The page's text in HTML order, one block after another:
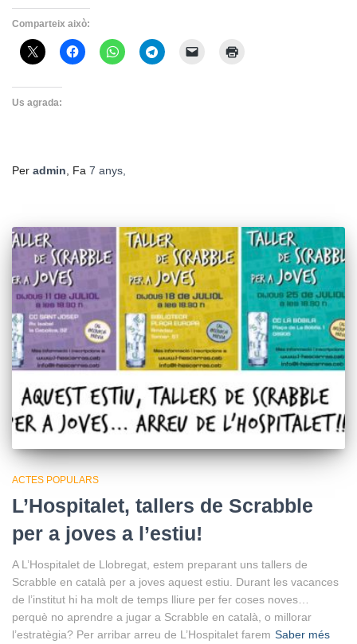
Comparteix això:
Us agrada:
Per admin , Fa 7 anys
ACTES POPULARS
L’Hospitalet, tallers de Scrabble
per a joves a l’estiu!
A L’Hospitalet de Llobregat, estem preparant uns tallers de
Scrabble en català per a joves aquest estiu. Durant les vacances
de l’institut hi ha molt de temps lliure per fer coses noves…
perquè no aprendre a jugar a Scrabble en català, o millorar
l’estratègia? Per arribar arreu de L’Hospitalet farem Saber més